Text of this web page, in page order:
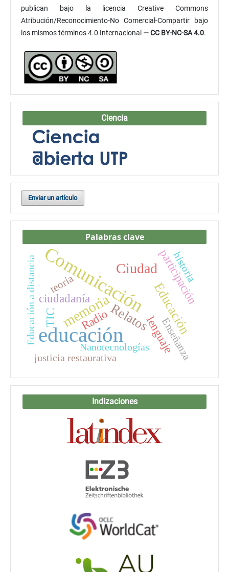
publican bajo la licencia Creative Commons
Atribución/Reconocimiento-No Comercial-Compartir bajo
los mismos términos 4.0 Internacional — CC BY-NC-SA 4.0.
Ciencia
Enviar un artículo
Palabras clave
educación
Comunicación
Ciudad
memoria Educación
Relatos
ciudadanía participación
TIC Radio lenguaje
Enseñanza
teoría historia
Educación a distancia
Nanotecnologías
justicia restaurativa
Indizaciones